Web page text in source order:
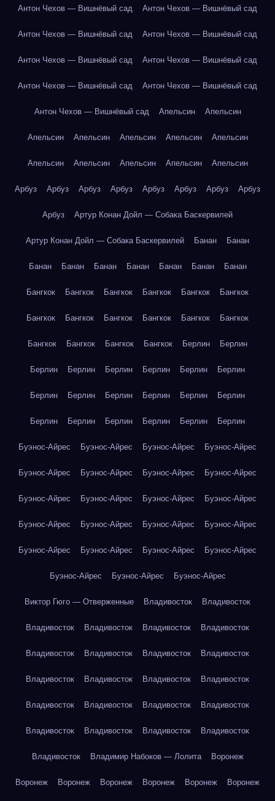
Антон Чехов — Вишнёвый сад Антон Чехов — Вишнёвый сад
Антон Чехов — Вишнёвый сад Антон Чехов — Вишнёвый сад
Антон Чехов — Вишнёвый сад Антон Чехов — Вишнёвый сад
Антон Чехов — Вишнёвый сад Антон Чехов — Вишнёвый сад
Антон Чехов — Вишнёвый сад Апельсин Апельсин
Апельсин Апельсин Апельсин Апельсин Апельсин
Апельсин Апельсин Апельсин Апельсин Апельсин
Арбуз Арбуз Арбуз Арбуз Арбуз Арбуз Арбуз Арбуз
Арбуз Артур Конан Дойл — Собака Баскервилей
Артур Конан Дойл — Собака Баскервилей Банан Банан
Банан Банан Банан Банан Банан Банан Банан
Бангкок Бангкок Бангкок Бангкок Бангкок Бангкок
Бангкок Бангкок Бангкок Бангкок Бангкок Бангкок
Бангкок Бангкок Бангкок Бангкок Берлин Берлин
Берлин Берлин Берлин Берлин Берлин Берлин
Берлин Берлин Берлин Берлин Берлин Берлин
Берлин Берлин Берлин Берлин Берлин Берлин
Буэнос-Айрес Буэнос-Айрес Буэнос-Айрес Буэнос-Айрес
Буэнос-Айрес Буэнос-Айрес Буэнос-Айрес Буэнос-Айрес
Буэнос-Айрес Буэнос-Айрес Буэнос-Айрес Буэнос-Айрес
Буэнос-Айрес Буэнос-Айрес Буэнос-Айрес Буэнос-Айрес
Буэнос-Айрес Буэнос-Айрес Буэнос-Айрес Буэнос-Айрес
Буэнос-Айрес Буэнос-Айрес Буэнос-Айрес
Виктор Гюго — Отверженные Владивосток Владивосток
Владивосток Владивосток Владивосток Владивосток
Владивосток Владивосток Владивосток Владивосток
Владивосток Владивосток Владивосток Владивосток
Владивосток Владивосток Владивосток Владивосток
Владивосток Владивосток Владивосток Владивосток
Владивосток Владимир Набоков — Лолита Воронеж
Воронеж Воронеж Воронеж Воронеж Воронеж Воронеж